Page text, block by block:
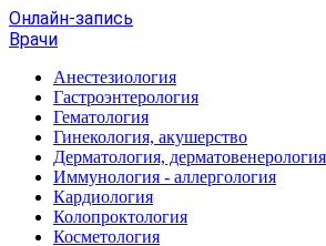
Онлайн-запись
Врачи
Анестезиология
Гастроэнтерология
Гематология
Гинекология, акушерство
Дерматология, дерматовенерология
Иммунология - аллергология
Кардиология
Колопроктология
Косметология